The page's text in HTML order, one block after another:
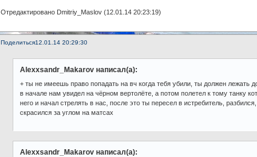
Отредактировано Dmitriy_Maslov (12.01.14 20:23:19)
Поделиться12.01.14 20:29:30
Alexxsandr_Makarov написал(а):
+ ты не имеешь право попадать на вч когда тебя убили, ты должен лежать
в начале нам увидел на чёрном вертолёте, а потом полетел к тому танку
него и начал стрелять в нас, после это ты пересел в истребитель,
скрасился за углом на матсах
Alexxsandr_Makarov написал(а):